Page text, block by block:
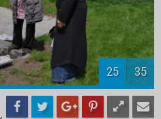
27 35